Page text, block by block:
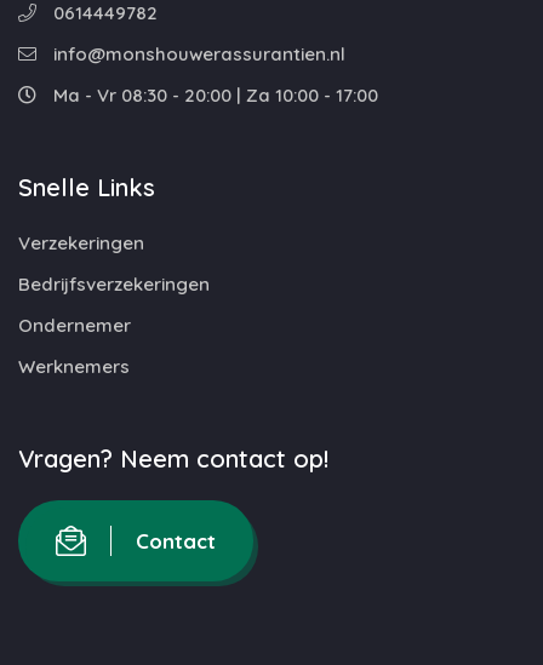
0614449782
info@monshouwerassurantien.nl
Ma - Vr 08:30 - 20:00 | Za 10:00 - 17:00
Snelle Links
Verzekeringen
Bedrijfsverzekeringen
Ondernemer
Werknemers
Vragen? Neem contact op!
Contact